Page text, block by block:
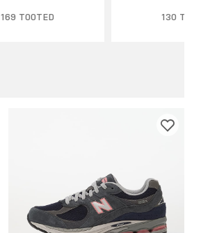
169 TOOTED 130